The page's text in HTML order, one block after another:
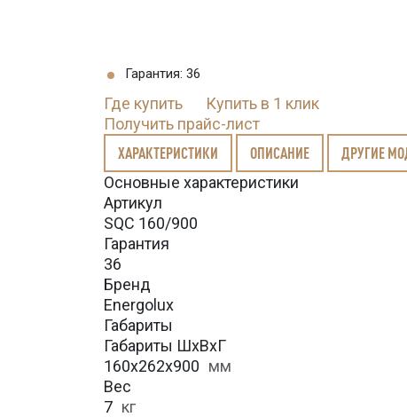
Гарантия: 36
Где купить
Купить в 1 клик
Получить прайс-лист
ХАРАКТЕРИСТИКИ ОПИСАНИЕ ДРУГИЕ
Основные характеристики
Артикул
SQC 160/900
Гарантия
36
Бренд
Energolux
Габариты
Габариты ШхВхГ
160x262x900 мм
Вес
7 кг